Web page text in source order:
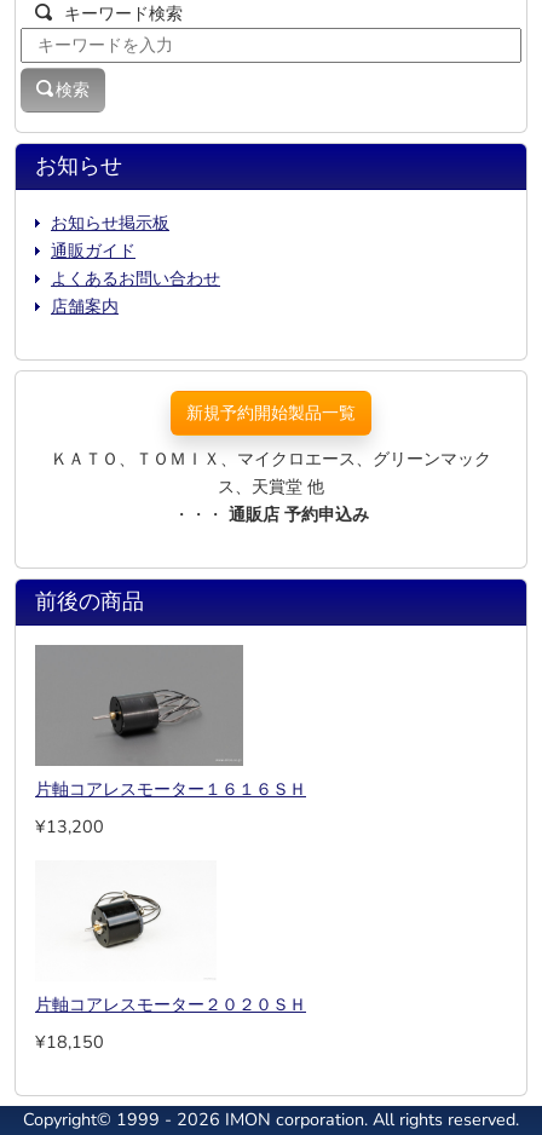
お知らせ
お知らせ掲示板
通販ガイド
よくあるお問い合わせ
店舗案内
キーワード検索
検索
新規予約開始製品一覧
ＫＡＴＯ、ＴＯＭＩＸ、マイクロエース、グリーンマック
ス、天賞堂 他
・・・ 通販店 予約申込み
前後の商品
片軸コアレスモーター１６１６ＳＨ
¥13,200
片軸コアレスモーター２０２０ＳＨ
¥18,150
Copyright© 1999 - 2026 IMON corporation. All rights reserved.